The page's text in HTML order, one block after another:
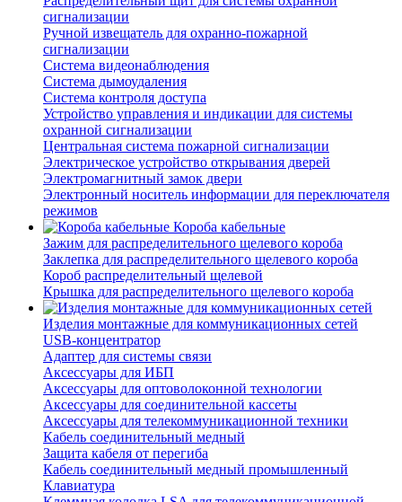
сигнализации
Ручной извещатель для охранно-пожарной
сигнализации
Система видеонаблюдения
Система дымоудаления
Система контроля доступа
Устройство управления и индикации для системы
охранной сигнализации
Центральная система пожарной сигнализации
Электрическое устройство открывания дверей
Электромагнитный замок двери
Электронный носитель информации для переключателя
режимов
Короба кабельные
Зажим для распределительного щелевого короба
Заклепка для распределительного щелевого короба
Короб распределительный щелевой
Крышка для распределительного щелевого короба
Изделия монтажные для коммуникационных сетей
USB-концентратор
Адаптер для системы связи
Аксессуары для ИБП
Аксессуары для оптоволоконной технологии
Аксессуары для соединительной кассеты
Аксессуары для телекоммуникационной техники
Кабель соединительный медный
Защита кабеля от перегиба
Кабель соединительный медный промышленный
Клавиатура